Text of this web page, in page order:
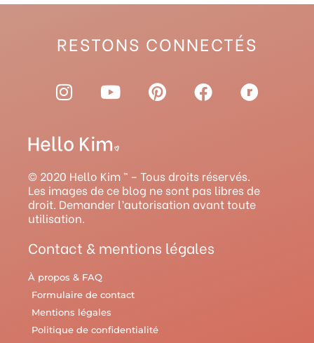
RESTONS CONNECTÉS
I
n
t
a
g
r
a
m
Y
o
t
u
b
e
P
i
r
e
s
F
a
o
o
k
R
a
y
© 2020 Hello Kim ™ – Tous droits réservés.
Les images de ce blog ne sont pas libres de
droit. Demander l’autorisation avant toute
utilisation.
Contact & mentions légales
À propos & FAQ
Formulaire de contact
Mentions légales
Politique de confidentialité